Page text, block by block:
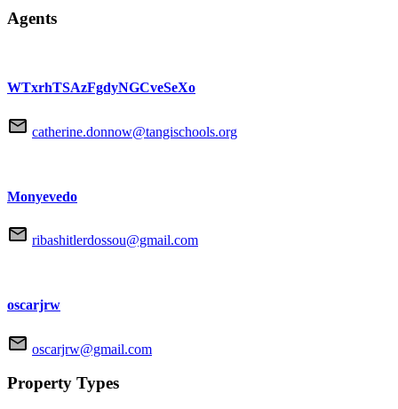
Agents
WTxrhTSAzFgdyNGCveSeXo
catherine.donnow@tangischools.org
Monyevedo
ribashitlerdossou@gmail.com
oscarjrw
oscarjrw@gmail.com
Property Types